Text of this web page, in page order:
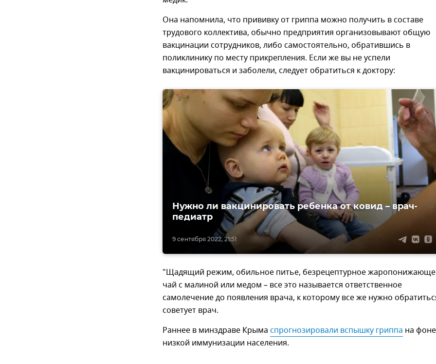
Она напомнила, что прививку от гриппа можно получить в составе
трудового коллектива, обычно предприятия организовывают общую
вакцинации сотрудников, либо самостоятельно, обратившись в
поликлинику по месту прикрепления. Если же вы не успели
вакцинироваться и заболели, следует обратиться к доктору:
9 сентября 2022, 21:51
Нужно ли вакцинировать ребенка от ковид – врач-
педиатр
"Щадящий режим, обильное питье, безрецептурное
чай с малиной или медом – все это называется ответственное
самолечение до появления врача, к которому все же нужно
советует врач.
Раннее в минздраве Крыма спрогнозировали вспышку гриппа на фоне
низкой иммунизации населения.